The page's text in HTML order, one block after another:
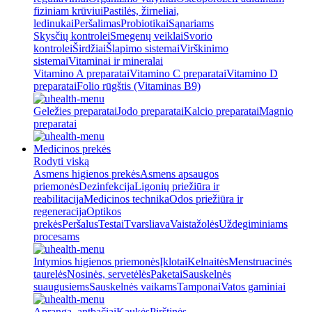
fiziniam krūviuiPastilės, žirneliai,
ledinukaiPeršalimasProbiotikaiSąnariams
Skysčių kontroleiSmegenų veiklaiSvorio
kontroleiŠirdžiaiŠlapimo sistemaiVirškinimo
sistemaiVitaminai ir mineralai
Vitamino A preparataiVitamino C preparataiVitamino D
preparataiFolio rūgštis (Vitaminas B9)
Geležies preparataiJodo preparataiKalcio preparataiMagnio
preparatai
Medicinos prekės
Rodyti viską
Asmens higienos prekėsAsmens apsaugos
priemonėsDezinfekcijaLigonių priežiūra ir
reabilitacijaMedicinos technikaOdos priežiūra ir
regeneracijaOptikos
prekėsPeršalusTestaiTvarsliavaVaistažolėsUždegiminiams
procesams
Intymios higienos priemonėsĮklotaiKelnaitėsMenstruacinės
taurelėsNosinės, servetėlėsPaketaiSauskelnės
suaugusiemsSauskelnės vaikamsTamponaiVatos gaminiai